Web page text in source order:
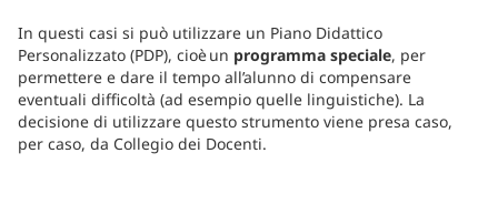
In questi casi si può utilizzare un Piano Didattico
Personalizzato (PDP), cioè un programma speciale, per
permettere e dare il tempo all’alunno di compensare
eventuali difficoltà (ad esempio quelle linguistiche). La
decisione di utilizzare questo strumento viene presa caso,
per caso, da Collegio dei Docenti.